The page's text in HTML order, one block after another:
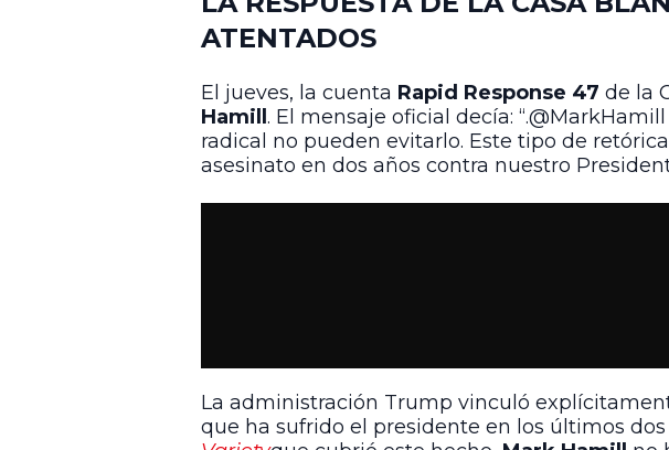
ATENTADOS
El jueves, la cuenta Rapid Response 47 de la
Hamill. El mensaje oficial decía:
radical no pueden evitarlo. Este tipo de
asesinato en dos años contra nuestro
La administración Trump vinculó
que ha sufrido el presidente en los últimos